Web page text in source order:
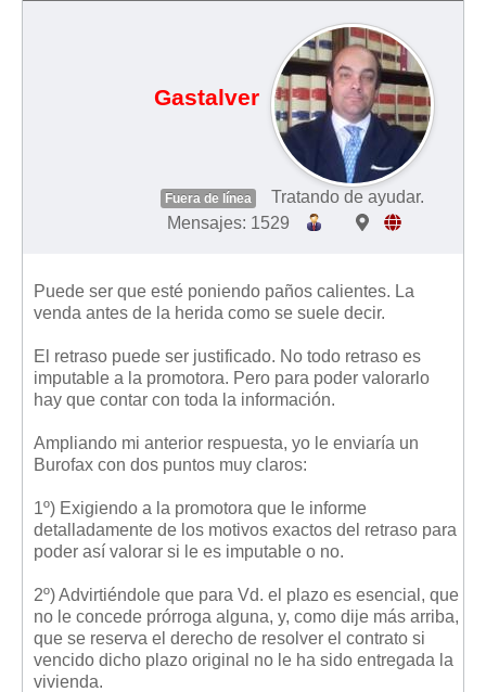
Gastalver
Fuera de línea
Tratando de ayudar.
Mensajes: 1529
Puede ser que esté poniendo paños calientes. La
venda antes de la herida como se suele decir.
El retraso puede ser justificado. No todo retraso es
imputable a la promotora. Pero para poder valorarlo
hay que contar con toda la información.
Ampliando mi anterior respuesta, yo le enviaría un
Burofax con dos puntos muy claros:
1º) Exigiendo a la promotora que le informe
detalladamente de los motivos exactos del retraso para
poder así valorar si le es imputable o no.
2º) Advirtiéndole que para Vd. el plazo es esencial, que
no le concede prórroga alguna, y, como dije más arriba,
que se reserva el derecho de resolver el contrato si
vencido dicho plazo original no le ha sido entregada la
vivienda.